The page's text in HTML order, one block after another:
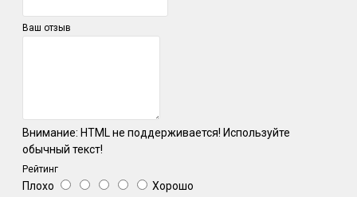
Ваш отзыв
Внимание: HTML не поддерживается! Используйте
обычный текст!
Рейтинг
Плохо Хорошо